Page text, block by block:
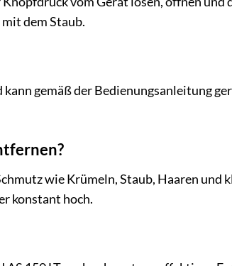
dem Staub.
kann gemäß der Bedienungsanleitung
wie Krümeln, Staub, Haaren und
konstant hoch.